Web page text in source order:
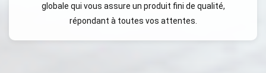
globale qui vous assure un produit fini de qualité,
répondant à toutes vos attentes.